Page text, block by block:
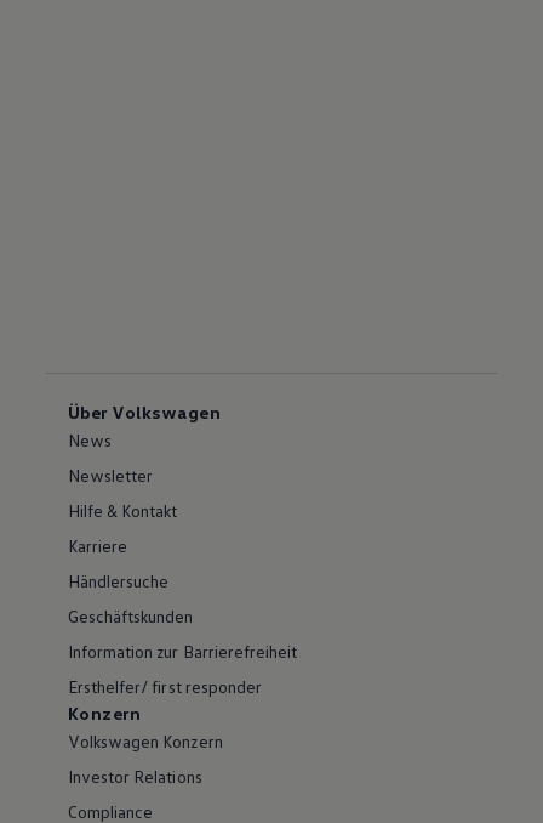
Über Volkswagen
News
Newsletter
Hilfe & Kontakt
Karriere
Händlersuche
Geschäftskunden
Information zur Barrierefreiheit
Ersthelfer/ first responder
Konzern
Volkswagen Konzern
Investor Relations
Compliance